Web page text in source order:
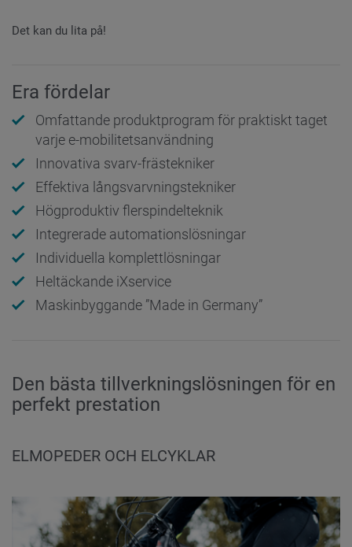
Det kan du lita på!
Era fördelar
Omfattande produktprogram för praktiskt taget
varje e-mobilitetsanvändning
Innovativa svarv-frästekniker
Effektiva långsvarvningstekniker
Högproduktiv flerspindelteknik
Integrerade automationslösningar
Individuella komplettlösningar
Heltäckande iXservice
Maskinbyggande ”Made in Germany”
Den bästa tillverkningslösningen för en
perfekt prestation
ELMOPEDER OCH ELCYKLAR